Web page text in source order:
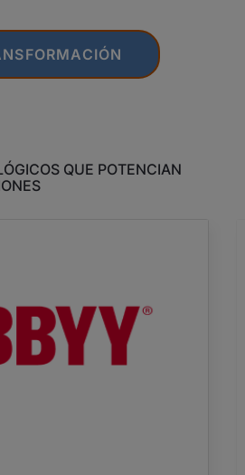
QUE POTENCIAN